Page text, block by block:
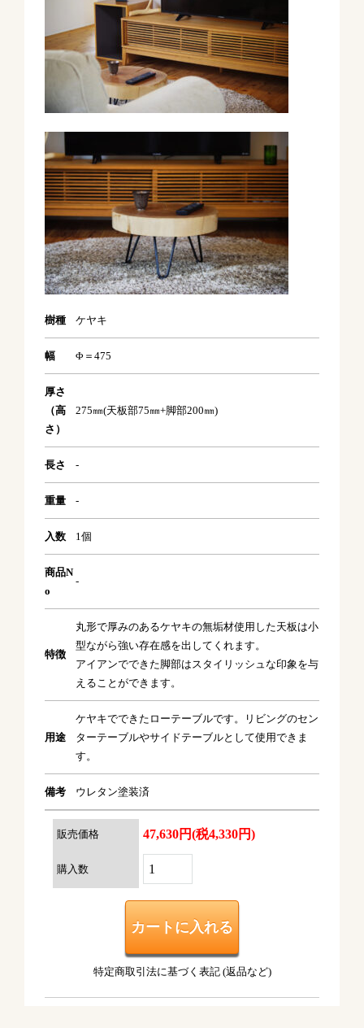
樹種 ケヤキ
幅 Φ＝475
厚さ
（高
さ）
275㎜(天板部75㎜+脚部200㎜)
長さ -
重量 -
入数 1個
商品N
o
-
特徴
丸形で厚みのあるケヤキの無垢材使用した天板は小
型ながら強い存在感を出してくれます。
アイアンでできた脚部はスタイリッシュな印象を与
えることができます。
用途
ケヤキでできたローテーブルです。リビングのセン
ターテーブルやサイドテーブルとして使用できま
す。
備考 ウレタン塗装済
販売価格 47,630円(税4,330円)
購入数
特定商取引法に基づく表記 (返品など)